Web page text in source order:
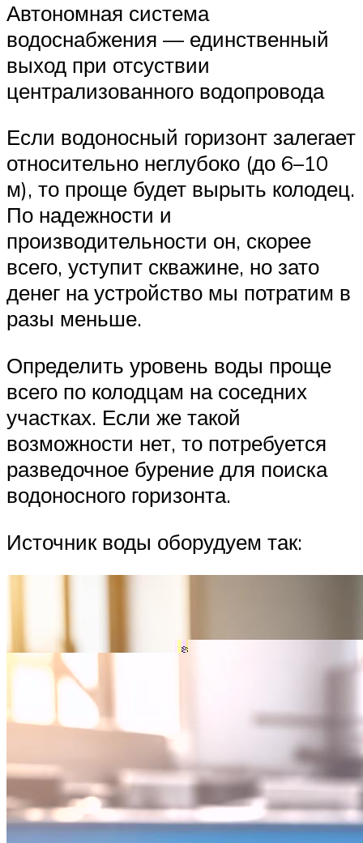
Автономная система
водоснабжения — единственный
выход при отсуствии
централизованного водопровода
Если водоносный горизонт залегает
относительно неглубоко (до 6–10
м), то проще будет вырыть колодец.
По надежности и
производительности он, скорее
всего, уступит скважине, но зато
денег на устройство мы потратим в
разы меньше.
Определить уровень воды проще
всего по колодцам на соседних
участках. Если же такой
возможности нет, то потребуется
разведочное бурение для поиска
водоносного горизонта.
Источник воды оборудуем так: